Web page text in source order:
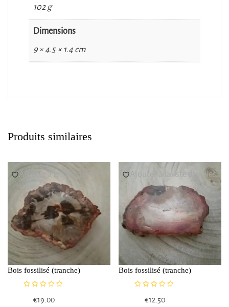
102 g
Dimensions
9 × 4.5 × 1.4 cm
Produits similaires
Ajouter à la liste d’envies
Bois fossilisé (tranche)
€19.00
Ajouter à la liste d’envies
Bois fossilisé (tranche)
€12.50